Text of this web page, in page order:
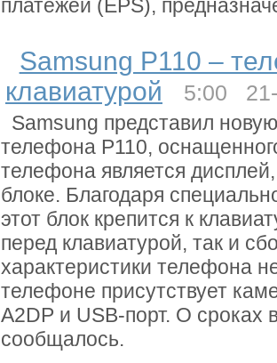
платежей (EPS),
Samsung P110 –
клавиатурой
5:00
Samsung представил
телефона P110,
телефона является
блоке. Благодаря
этот блок крепится к
перед клавиатурой, так и
характеристики телефона
телефоне присутствует
A2DP и USB-порт. О
сообщалось.